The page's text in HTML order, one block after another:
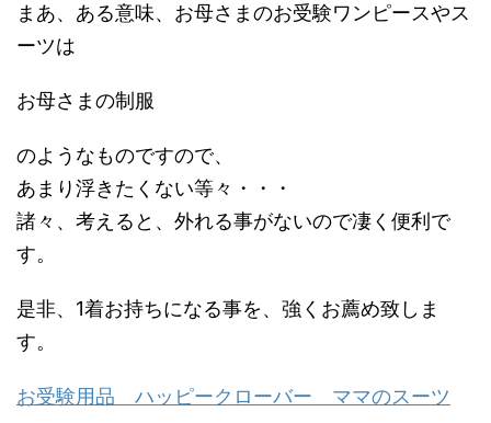
まあ、ある意味、お母さまのお受験ワンピースやス
ーツは
お母さまの制服
のようなものですので、
あまり浮きたくない等々・・・
諸々、考えると、外れる事がないので凄く便利で
す。
是非、1着お持ちになる事を、強くお薦め致しま
す。
お受験用品 ハッピークローバー ママのスーツ